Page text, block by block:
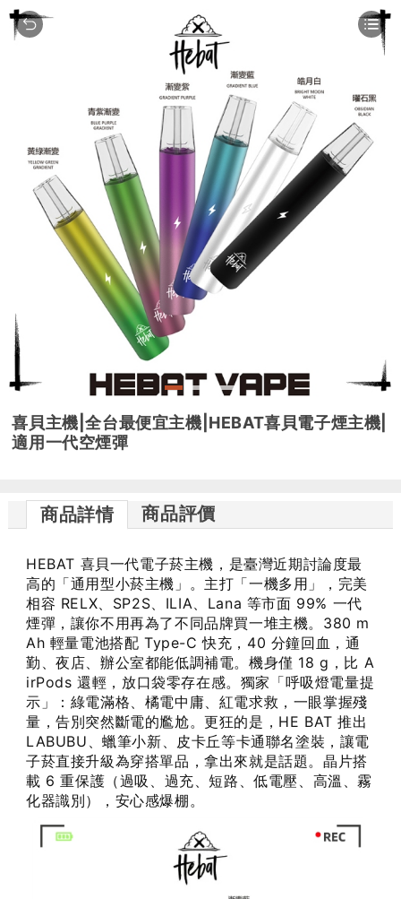
喜貝主機|全台最便宜主機|HEBAT喜貝電子煙主機|
適用一代空煙彈
商品詳情 商品評價
HEBAT 喜貝一代電子菸主機，是臺灣近期討論度最
高的「通用型小菸主機」。主打「一機多用」，完美
相容 RELX、SP2S、ILIA、Lana 等市面 99% 一代
煙彈，讓你不用再為了不同品牌買一堆主機。380 m
Ah 輕量電池搭配 Type-C 快充，40 分鐘回血，通
勤、夜店、辦公室都能低調補電。機身僅 18 g，比 A
irPods 還輕，放口袋零存在感。獨家「呼吸燈電量提
示」：綠電滿格、橘電中庸、紅電求救，一眼掌握殘
量，告別突然斷電的尷尬。更狂的是，HE BAT 推出
LABUBU、蠟筆小新、皮卡丘等卡通聯名塗裝，讓電
子菸直接升級為穿搭單品，拿出來就是話題。晶片搭
載 6 重保護（過吸、過充、短路、低電壓、高溫、霧
化器識別），安心感爆棚。